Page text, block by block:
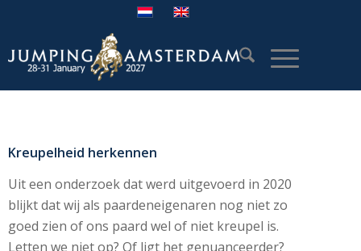
Kreupelheid herkennen
Uit een onderzoek dat werd uitgevoerd in 2020
blijkt dat wij als paardeneigenaren nog niet zo
goed zien of ons paard wel of niet kreupel is.
Letten we niet op? Of ligt het genuanceerder?